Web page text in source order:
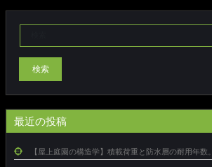
検索
最近の投稿
【屋上庭園の構造学】積載荷重と防水層の耐用年数。